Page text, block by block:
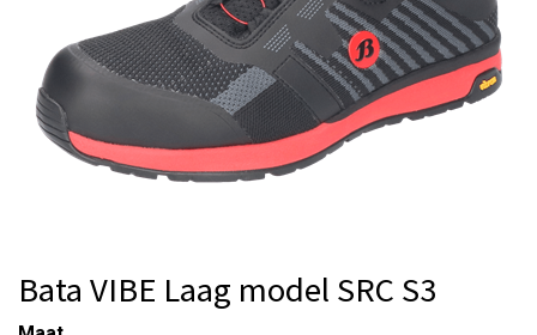
Bata VIBE Laag model SRC S3